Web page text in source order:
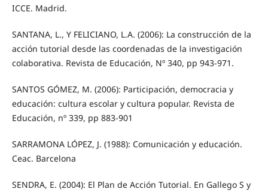
ICCE. Madrid.
SANTANA, L., Y FELICIANO, L.A. (2006): La construcción de la
acción tutorial desde las coordenadas de la investigación
colaborativa. Revista de Educación, Nº 340, pp 943-971.
SANTOS GÓMEZ, M. (2006): Participación, democracia y
educación: cultura escolar y cultura popular. Revista de
Educación, nº 339, pp 883-901
SARRAMONA LÓPEZ, J. (1988): Comunicación y educación.
Ceac. Barcelona
SENDRA, E. (2004): El Plan de Acción Tutorial. En Gallego S y